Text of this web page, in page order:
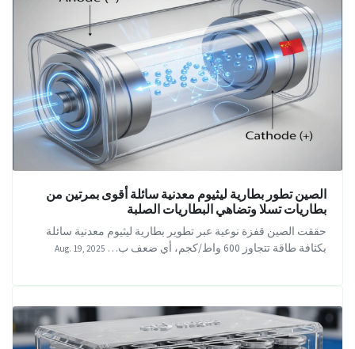
الصين تطور بطارية ليثيوم معدنية سائلة أقوى بمرتين من
بطاريات تسلا وتضاهي البطاريات الصلبة
حققت الصين قفزة نوعية عبر تطوير بطارية ليثيوم معدنية سائلة
بكثافة طاقة تتجاوز 600 واط/كجم، أي ضعف ب…
Aug. 19, 2025